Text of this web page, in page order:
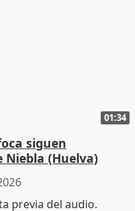
01:34
siguen
(Huelva)